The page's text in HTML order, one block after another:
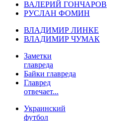
ВАЛЕРИЙ ГОНЧАРОВ
РУСЛАН ФОМИН
ВЛАДИМИР ЛИНКЕ
ВЛАДИМИР ЧУМАК
Заметки
главреда
Байки главреда
Главред
отвечает...
Украинский
футбол